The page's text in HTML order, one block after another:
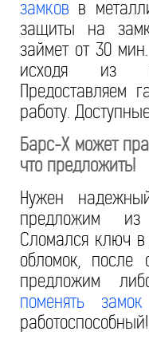
замков в
защиты на
займет от 30
исходя из
Предоставляем
работу.
Барс-Х может
что предложить!
Нужен
предложим из
Сломался ключ
обломок, после
предложим
поменять замок
работоспособный!